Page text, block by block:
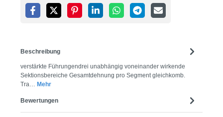
Beschreibung
verstärkte Führungendrei unabhängig voneinander wirkende
Sektionsbereiche Gesamtdehnung pro Segment gleichkomb.
Tra… Mehr
Bewertungen